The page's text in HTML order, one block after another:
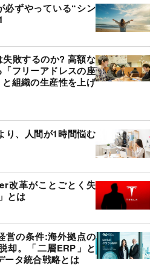
必ずやっている“シン
敗するのか? 高額な
フリーアドレスの座
組織の生産性を上げ
り、人間が1時間悩む
改革がことごとく失
とは
営の条件:海外拠点の
却。「二層ERP」と
ータ統合戦略とは